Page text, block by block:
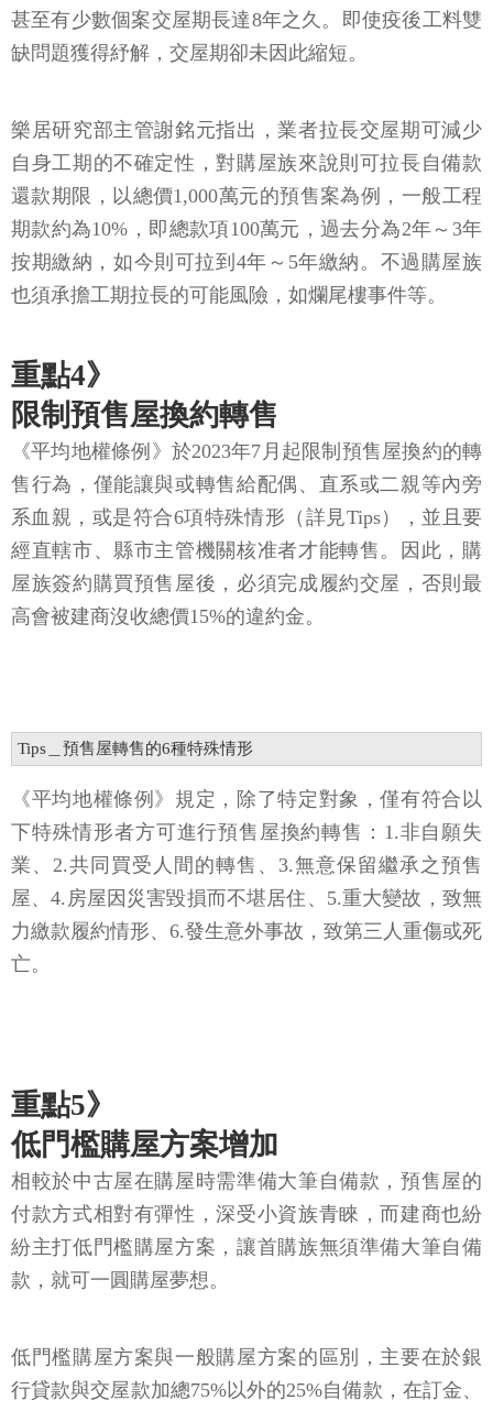
甚至有少數個案交屋期長達8年之久。即使疫後工料雙
缺問題獲得紓解，交屋期卻未因此縮短。
樂居研究部主管謝銘元指出，業者拉長交屋期可減少
自身工期的不確定性，對購屋族來說則可拉長自備款
還款期限，以總價1,000萬元的預售案為例，一般工程
期款約為10%，即總款項100萬元，過去分為2年～3年
按期繳納，如今則可拉到4年～5年繳納。不過購屋族
也須承擔工期拉長的可能風險，如爛尾樓事件等。
重點4》
限制預售屋換約轉售
《平均地權條例》於2023年7月起限制預售屋換約的轉
售行為，僅能讓與或轉售給配偶、直系或二親等內旁
系血親，或是符合6項特殊情形（詳見Tips），並且要
經直轄市、縣市主管機關核准者才能轉售。因此，購
屋族簽約購買預售屋後，必須完成履約交屋，否則最
高會被建商沒收總價15%的違約金。
Tips＿預售屋轉售的6種特殊情形
《平均地權條例》規定，除了特定對象，僅有符合以
下特殊情形者方可進行預售屋換約轉售：1.非自願失
業、2.共同買受人間的轉售、3.無意保留繼承之預售
屋、4.房屋因災害毀損而不堪居住、5.重大變故，致無
力繳款履約情形、6.發生意外事故，致第三人重傷或死
亡。
重點5》
低門檻購屋方案增加
相較於中古屋在購屋時需準備大筆自備款，預售屋的
付款方式相對有彈性，深受小資族青睞，而建商也紛
紛主打低門檻購屋方案，讓首購族無須準備大筆自備
款，就可一圓購屋夢想。
低門檻購屋方案與一般購屋方案的區別，主要在於銀
行貸款與交屋款加總75%以外的25%自備款，在訂金、